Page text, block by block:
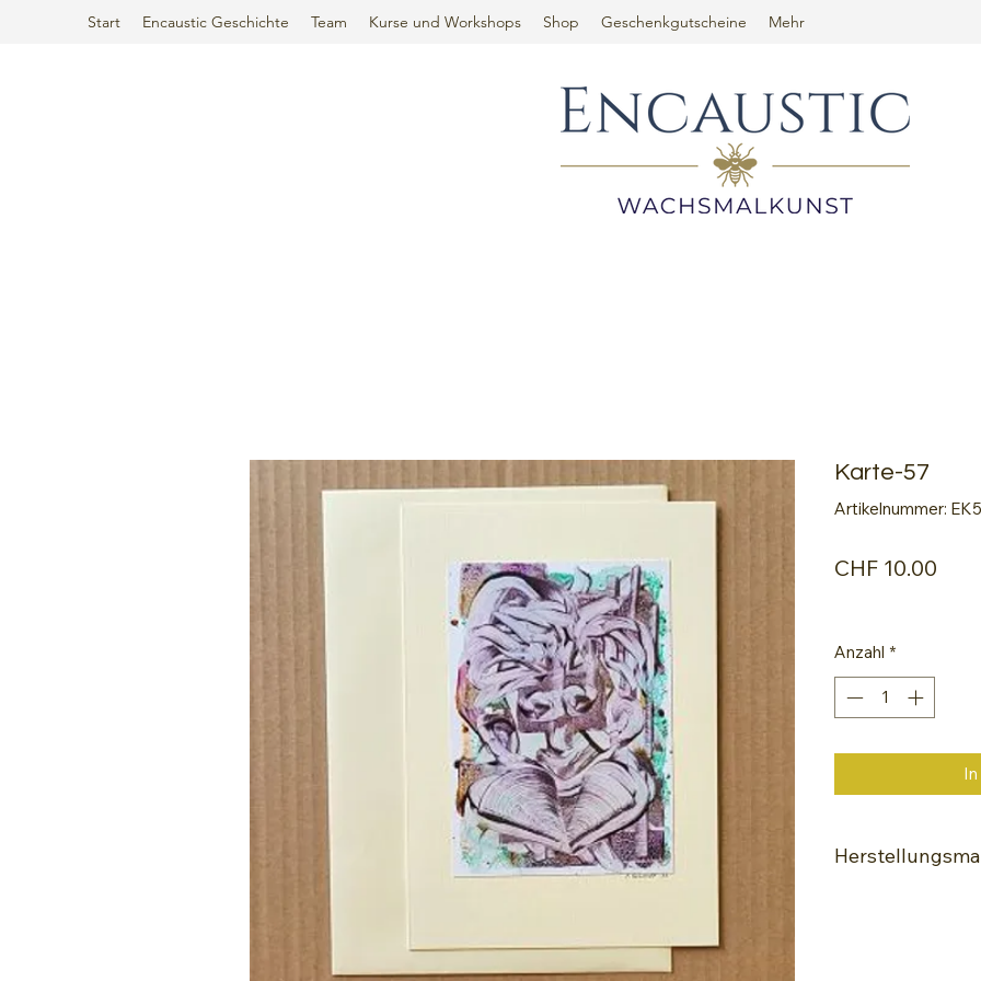
Start Encaustic Geschichte Team Kurse und Workshops Shop Geschenkgutscheine Mehr
Karte-57
Artikelnummer:
CHF 10.00
Anzahl *